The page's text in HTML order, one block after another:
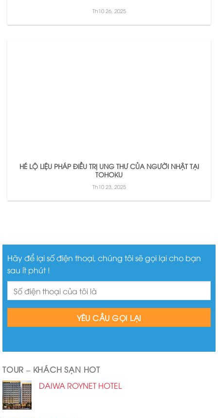
Th10 26, 2025
HÉ LỘ LIỆU PHÁP ĐIỀU TRỊ UNG THƯ CỦA NGƯỜI NHẬT TẠI
TOHOKU
Th10 23, 2025
Hãy để lại số điện thoại, chúng tôi sẽ gọi lại cho bạn
sau ít phút !
TOUR – KHÁCH SẠN HOT
DAIWA ROYNET HOTEL